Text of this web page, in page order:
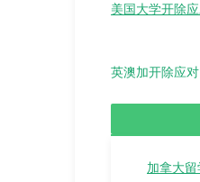
美国大学开除
英澳加开除应对
加拿大